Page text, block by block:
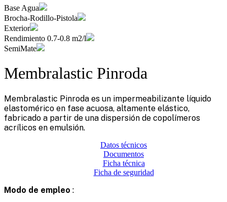
Base Agua
Brocha-Rodillo-Pistola
Exterior
Rendimiento 0.7-0.8 m2/l
SemiMate
Membralastic Pinroda
Membralastic Pinroda es un impermeabilizante líquido
elastomérico en fase acuosa, altamente elástico,
fabricado a partir de una dispersión de copolímeros
acrílicos en emulsión.
Datos técnicos
Documentos
Ficha técnica
Ficha de seguridad
Modo de empleo :